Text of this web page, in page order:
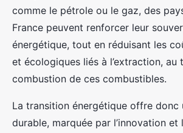
comme le pétrole ou le gaz, des
France peuvent renforcer leur
énergétique, tout en réduisant les
et écologiques liés à l’extraction, au
combustion de ces combustibles.
La transition énergétique offre donc
durable, marquée par l’innovation et